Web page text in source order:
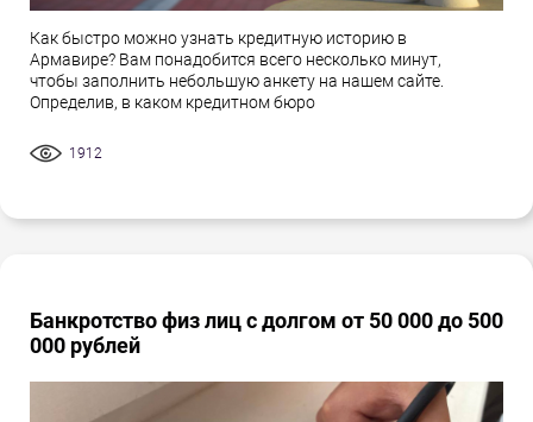
Как быстро можно узнать кредитную историю в
Армавире? Вам понадобится всего несколько минут,
чтобы заполнить небольшую анкету на нашем сайте.
Определив, в каком кредитном бюро
1912
Банкротство физ лиц с долгом от 50 000 до 500
000 рублей